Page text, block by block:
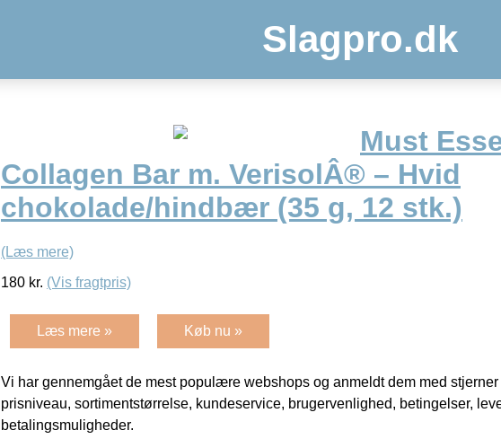
Slagpro.dk
Must
Collagen Bar m. VerisolÂ® – Hvid
chokolade/hindbær (35 g, 12 stk.)
(Læs mere)
180 kr. (Vis fragtpris)
Læs mere » Køb nu »
Vi har gennemgået de mest populære webshops og anmeldt dem med
prisniveau, sortimentstørrelse, kundeservice, brugervenlighed, betingelser,
betalingsmuligheder.